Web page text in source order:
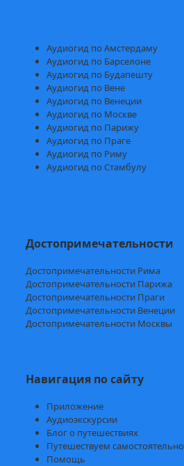
Аудиогид по Амстердаму
Аудиогид по Барселоне
Аудиогид по Будапешту
Аудиогид по Вене
Аудиогид по Венеции
Аудиогид по Москве
Аудиогид по Парижу
Аудиогид по Праге
Аудиогид по Риму
Аудиогид по Стамбулу
Достопримечательности
Достопримечательности Рима
Достопримечательности Парижа
Достопримечательности Праги
Достопримечательности Венеции
Достопримечательности Москвы
Навигация по сайту
Приложение
Аудиоэкскурсии
Блог о путешествиях
Путешествуем самостоятельно
Помощь